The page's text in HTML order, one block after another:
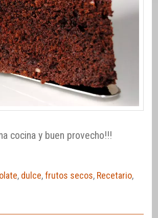
cocina y buen provecho!!!
, dulce,frutos secos, Recetario,